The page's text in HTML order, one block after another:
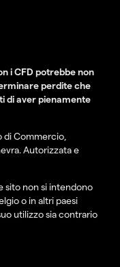
i CFD potrebbe non
perdite che
di aver pienamente
di Commercio,
Autorizzata e
sito non si intendono
o in altri paesi
utilizzo sia contrario